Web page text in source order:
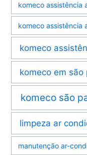
komeco assistência
komeco assistência
komeco
komeco em são
komeco são
limpeza ar
manutenção ar-